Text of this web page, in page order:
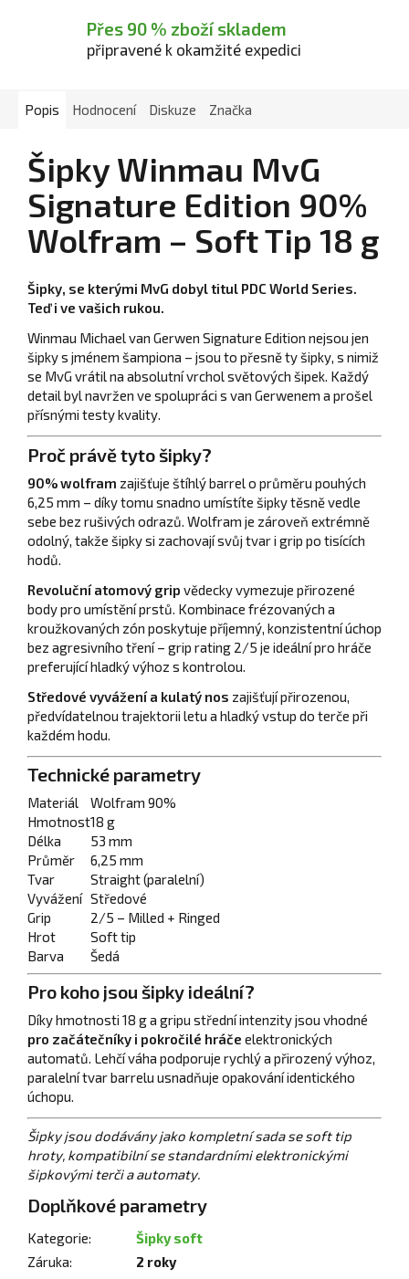
Přes 90 % zboží skladem
připravené k okamžité expedici
Popis Hodnocení Diskuze Značka
Šipky Winmau MvG
Signature Edition 90%
Wolfram – Soft Tip 18 g
Šipky, se kterými MvG dobyl titul PDC World Series.
Teď i ve vašich rukou.
Winmau Michael van Gerwen Signature Edition nejsou jen
šipky s jménem šampiona – jsou to přesně ty šipky, s nimiž
se MvG vrátil na absolutní vrchol světových šipek. Každý
detail byl navržen ve spolupráci s van Gerwenem a prošel
přísnými testy kvality.
Proč právě tyto šipky?
90% wolfram zajišťuje štíhlý barrel o průměru pouhých
6,25 mm – díky tomu snadno umístíte šipky těsně vedle
sebe bez rušivých odrazů. Wolfram je zároveň extrémně
odolný, takže šipky si zachovají svůj tvar i grip po tisících
hodů.
Revoluční atomový grip vědecky vymezuje přirozené
body pro umístění prstů. Kombinace frézovaných a
kroužkovaných zón poskytuje příjemný, konzistentní úchop
bez agresivního tření – grip rating 2/5 je ideální pro hráče
preferující hladký výhoz s kontrolou.
Středové vyvážení a kulatý nos zajišťují přirozenou,
předvídatelnou trajektorii letu a hladký vstup do terče při
každém hodu.
Technické parametry
Materiál
Wolfram 90%
Hmotnost18 g
Délka
53 mm
Průměr
6,25 mm
Tvar
Straight (paralelní)
Vyvážení Středové
Grip
2/5 – Milled + Ringed
Hrot
Soft tip
Barva
Šedá
Pro koho jsou šipky ideální?
Díky hmotnosti 18 g a gripu střední intenzity jsou vhodné
pro začátečníky i pokročilé hráče elektronických
automatů. Lehčí váha podporuje rychlý a přirozený výhoz,
paralelní tvar barrelu usnadňuje opakování identického
úchopu.
Šipky jsou dodávány jako kompletní sada se soft tip
hroty, kompatibilní se standardními elektronickými
šipkovými terči a automaty.
Doplňkové parametry
Kategorie:
Šipky soft
Záruka:
2 roky